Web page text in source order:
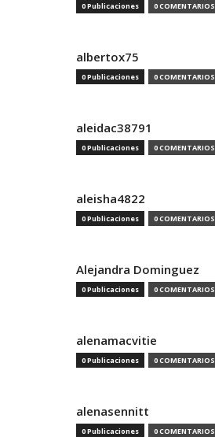
0 Publicaciones 0 COMENTARIOS
albertox75
0 Publicaciones 0 COMENTARIOS
aleidac38791
0 Publicaciones 0 COMENTARIOS
aleisha4822
0 Publicaciones 0 COMENTARIOS
Alejandra Dominguez
0 Publicaciones 0 COMENTARIOS
alenamacvitie
0 Publicaciones 0 COMENTARIOS
alenasennitt
0 Publicaciones 0 COMENTARIOS